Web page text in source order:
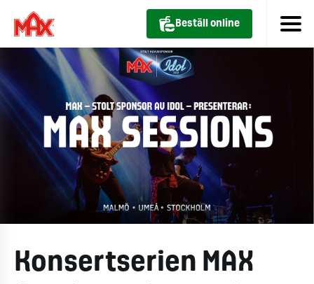
Beställ online
Konsertserien MAX